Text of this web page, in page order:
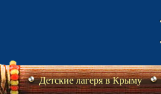
Детские лагеря в Крыму